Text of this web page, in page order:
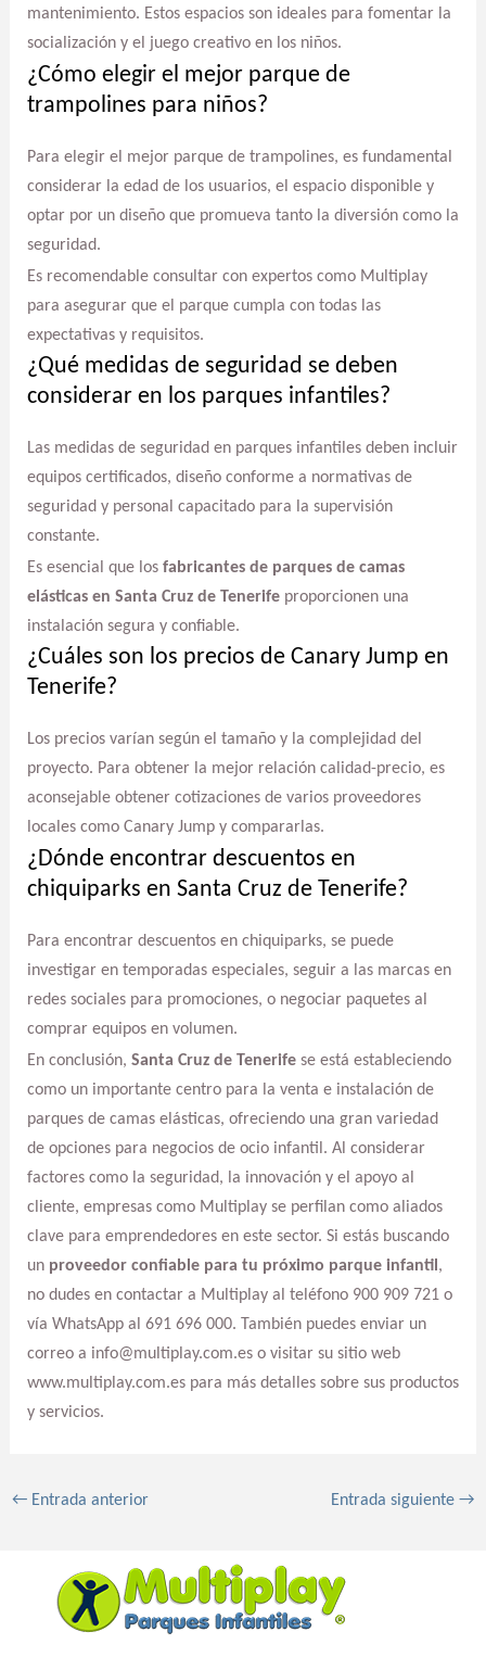
mantenimiento. Estos espacios son ideales para fomentar la
socialización y el juego creativo en los niños.
¿Cómo elegir el mejor parque de
trampolines para niños?
Para elegir el mejor parque de trampolines, es fundamental
considerar la edad de los usuarios, el espacio disponible y
optar por un diseño que promueva tanto la diversión como la
seguridad.
Es recomendable consultar con expertos como Multiplay
para asegurar que el parque cumpla con todas las
expectativas y requisitos.
¿Qué medidas de seguridad se deben
considerar en los parques infantiles?
Las medidas de seguridad en parques infantiles deben incluir
equipos certificados, diseño conforme a normativas de
seguridad y personal capacitado para la supervisión
constante.
Es esencial que los fabricantes de parques de camas
elásticas en Santa Cruz de Tenerifeproporcionen una
instalación segura y confiable.
¿Cuáles son los precios de Canary Jump en
Tenerife?
Los precios varían según el tamaño y la complejidad del
proyecto. Para obtener la mejor relación calidad-precio, es
aconsejable obtener cotizaciones de varios proveedores
locales como Canary Jump y compararlas.
¿Dónde encontrar descuentos en
chiquiparks en Santa Cruz de Tenerife?
Para encontrar descuentos en chiquiparks, se puede
investigar en temporadas especiales, seguir a las marcas en
redes sociales para promociones, o negociar paquetes al
comprar equipos en volumen.
En conclusión, Santa Cruz de Tenerifese está estableciendo
como un importante centro para la venta e instalación de
parques de camas elásticas, ofreciendo una gran variedad
de opciones para negocios de ocio infantil. Al considerar
factores como la seguridad, la innovación y el apoyo al
cliente, empresas como Multiplay se perfilan como aliados
clave para emprendedores en este sector. Si estás buscando
un proveedor confiable para tu próximo parque infantil ,
no dudes en contactar a Multiplay al teléfono 900 909 721 o
vía WhatsApp al 691 696 000. También puedes enviar un
correo a info@multiplay.com.es o visitar su sitio web
www.multiplay.com.es para más detalles sobre sus productos
y servicios.
←Entrada anterior Entrada siguiente→